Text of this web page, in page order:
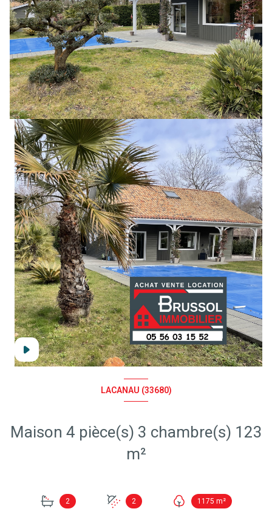
+8
LACANAU (33680)
Maison 4 pièce(s) 3 chambre(s) 123
m²
2 2 1175 m²